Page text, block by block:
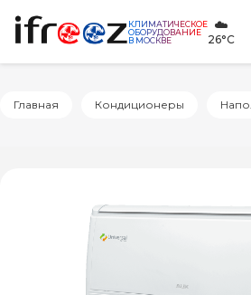
КЛИМАТИЧЕСКОЕ
ОБОРУДОВАНИЕ
В МОСКВЕ
☁️
26°C
Главная Кондиционеры